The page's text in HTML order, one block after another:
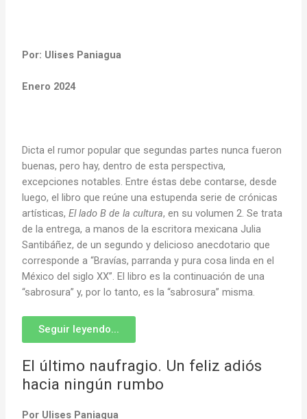
Por: Ulises Paniagua
Enero 2024
Dicta el rumor popular que segundas partes nunca fueron
buenas, pero hay, dentro de esta perspectiva,
excepciones notables. Entre éstas debe contarse, desde
luego, el libro que reúne una estupenda serie de crónicas
artísticas,El lado B de la cultura, en su volumen 2. Se trata
de la entrega, a manos de la escritora mexicana Julia
Santibáñez, de un segundo y delicioso anecdotario que
corresponde a “Bravías, parranda y pura cosa linda en el
México del siglo XX”. El libro es la continuación de una
“sabrosura” y, por lo tanto, es la “sabrosura” misma.
Seguir leyendo...
El último naufragio. Un feliz adiós
hacia ningún rumbo
Por Ulises Paniagua